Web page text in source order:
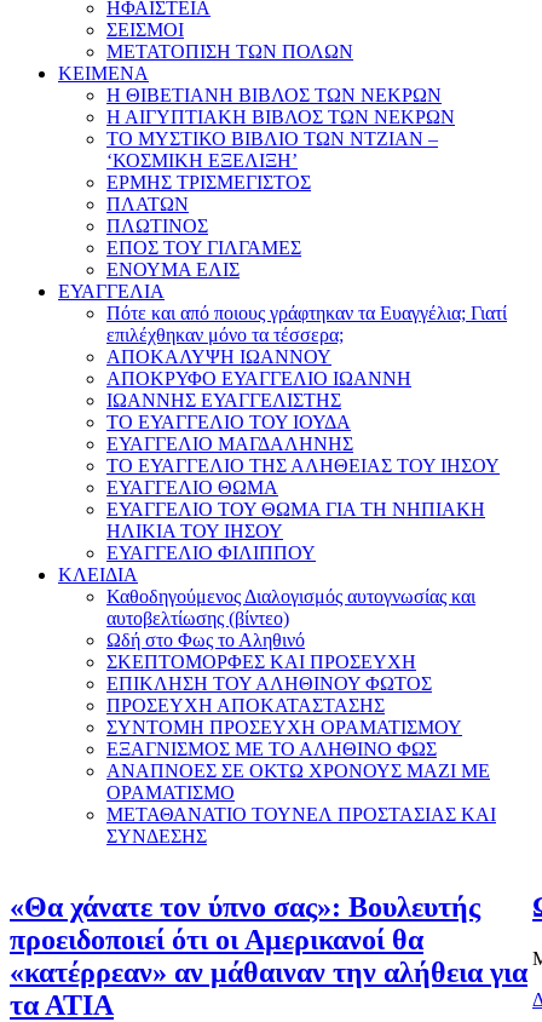
ΗΦΑΙΣΤΕΙΑ
ΣΕΙΣΜΟΙ
ΜΕΤΑΤΟΠΙΣΗ ΤΩΝ ΠΟΛΩΝ
ΚΕΙΜΕΝΑ
Η ΘΙΒΕΤΙΑΝΗ ΒΙΒΛΟΣ ΤΩΝ ΝΕΚΡΩΝ
Η ΑΙΓΥΠΤΙΑΚΗ ΒΙΒΛΟΣ ΤΩΝ ΝΕΚΡΩΝ
ΤΟ ΜΥΣΤΙΚΟ ΒΙΒΛΙΟ ΤΩΝ ΝΤΖΙΑΝ –
‘ΚΟΣΜΙΚΗ ΕΞΕΛΙΞΗ’
ΕΡΜΗΣ ΤΡΙΣΜΕΓΙΣΤΟΣ
ΠΛΑΤΩΝ
ΠΛΩΤΙΝΟΣ
ΕΠΟΣ ΤΟΥ ΓΙΛΓΑΜΕΣ
ΕΝΟΥΜΑ ΕΛΙΣ
ΕΥΑΓΓΕΛΙΑ
Πότε και από ποιους γράφτηκαν τα Ευαγγέλια; Γιατί
επιλέχθηκαν μόνο τα τέσσερα;
ΑΠΟΚΑΛΥΨΗ ΙΩΑΝΝΟΥ
ΑΠΟΚΡΥΦΟ ΕΥΑΓΓΕΛΙΟ ΙΩΑΝΝΗ
ΙΩΑΝΝΗΣ ΕΥΑΓΓΕΛΙΣΤΗΣ
ΤΟ ΕΥΑΓΓΕΛΙΟ ΤΟΥ ΙΟΥΔΑ
ΕΥΑΓΓΕΛΙΟ ΜΑΓΔΑΛΗΝΗΣ
ΤΟ ΕΥΑΓΓΕΛΙΟ ΤΗΣ ΑΛΗΘΕΙΑΣ ΤΟΥ ΙΗΣΟΥ
ΕΥΑΓΓΕΛΙΟ ΘΩΜΑ
ΕΥΑΓΓΕΛΙΟ ΤΟΥ ΘΩΜΑ ΓΙΑ ΤΗ ΝΗΠΙΑΚΗ
ΗΛΙΚΙΑ ΤΟΥ ΙΗΣΟΥ
ΕΥΑΓΓΕΛΙΟ ΦΙΛΙΠΠΟΥ
ΚΛΕΙΔΙΑ
Καθοδηγούμενος Διαλογισμός αυτογνωσίας και
αυτοβελτίωσης (βίντεο)
Ωδή στο Φως το Αληθινό
ΣΚΕΠΤΟΜΟΡΦΕΣ ΚΑΙ ΠΡΟΣΕΥΧΗ
ΕΠΙΚΛΗΣΗ ΤΟΥ ΑΛΗΘΙΝΟΥ ΦΩΤΟΣ
ΠΡΟΣΕΥΧΗ ΑΠΟΚΑΤΑΣΤΑΣΗΣ
ΣΥΝΤΟΜΗ ΠΡΟΣΕΥΧΗ ΟΡΑΜΑΤΙΣΜΟΥ
ΕΞΑΓΝΙΣΜΟΣ ΜΕ ΤΟ ΑΛΗΘΙΝΟ ΦΩΣ
ΑΝΑΠΝΟΕΣ ΣΕ ΟΚΤΩ ΧΡΟΝΟΥΣ ΜΑΖΙ ΜΕ
ΟΡΑΜΑΤΙΣΜΟ
ΜΕΤΑΘΑΝΑΤΙΟ ΤΟΥΝΕΛ ΠΡΟΣΤΑΣΙΑΣ ΚΑΙ
ΣΥΝΔΕΣΗΣ
«Θα χάνατε τον ύπνο σας»: Βουλευτής
προειδοποιεί ότι οι Αμερικανοί θα
«κατέρρεαν» αν μάθαιναν την αλήθεια για
τα ΑΤΙΑ